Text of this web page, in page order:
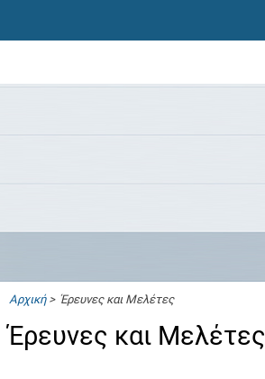
Αρχική> Έρευνες και Μελέτες
Έρευνες και Μελέτες